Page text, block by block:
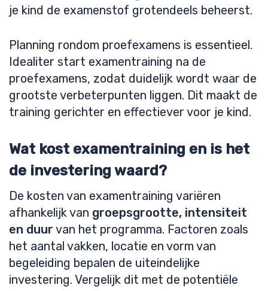
je kind de examenstof grotendeels beheerst.
Planning rondom proefexamens is essentieel.
Idealiter start examentraining na de
proefexamens, zodat duidelijk wordt waar de
grootste verbeterpunten liggen. Dit maakt de
training gerichter en effectiever voor je kind.
Wat kost examentraining en is het
de investering waard?
De kosten van examentraining variëren
afhankelijk van groepsgrootte, intensiteit
en duur van het programma. Factoren zoals
het aantal vakken, locatie en vorm van
begeleiding bepalen de uiteindelijke
investering. Vergelijk dit met de potentiële